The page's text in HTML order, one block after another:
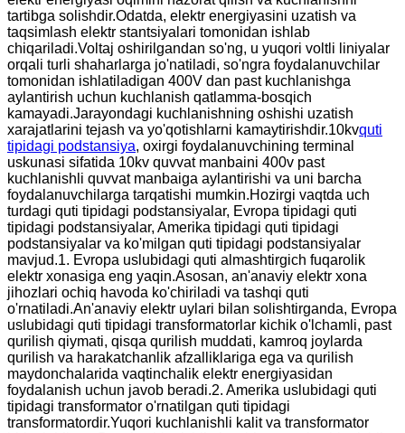
tartibga solishdir.Odatda, elektr energiyasini uzatish va
taqsimlash elektr stantsiyalari tomonidan ishlab
chiqariladi.Voltaj oshirilgandan so'ng, u yuqori voltli liniyalar
orqali turli shaharlarga jo'natiladi, so'ngra foydalanuvchilar
tomonidan ishlatiladigan 400V dan past kuchlanishga
aylantirish uchun kuchlanish qatlamma-bosqich
kamayadi.Jarayondagi kuchlanishning oshishi uzatish
xarajatlarini tejash va yo'qotishlarni kamaytirishdir.10kvquti
tipidagi podstansiya, oxirgi foydalanuvchining terminal
uskunasi sifatida 10kv quvvat manbaini 400v past
kuchlanishli quvvat manbaiga aylantirishi va uni barcha
foydalanuvchilarga tarqatishi mumkin.Hozirgi vaqtda uch
turdagi quti tipidagi podstansiyalar, Evropa tipidagi quti
tipidagi podstansiyalar, Amerika tipidagi quti tipidagi
podstansiyalar va ko'milgan quti tipidagi podstansiyalar
mavjud.1. Evropa uslubidagi quti almashtirgich fuqarolik
elektr xonasiga eng yaqin.Asosan, an'anaviy elektr xona
jihozlari ochiq havoda ko'chiriladi va tashqi quti
o'rnatiladi.An'anaviy elektr uylari bilan solishtirganda, Evropa
uslubidagi quti tipidagi transformatorlar kichik o'lchamli, past
qurilish qiymati, qisqa qurilish muddati, kamroq joylarda
qurilish va harakatchanlik afzalliklariga ega va qurilish
maydonchalarida vaqtinchalik elektr energiyasidan
foydalanish uchun javob beradi.2. Amerika uslubidagi quti
tipidagi transformator o'rnatilgan quti tipidagi
transformatordir.Yuqori kuchlanishli kalit va transformator